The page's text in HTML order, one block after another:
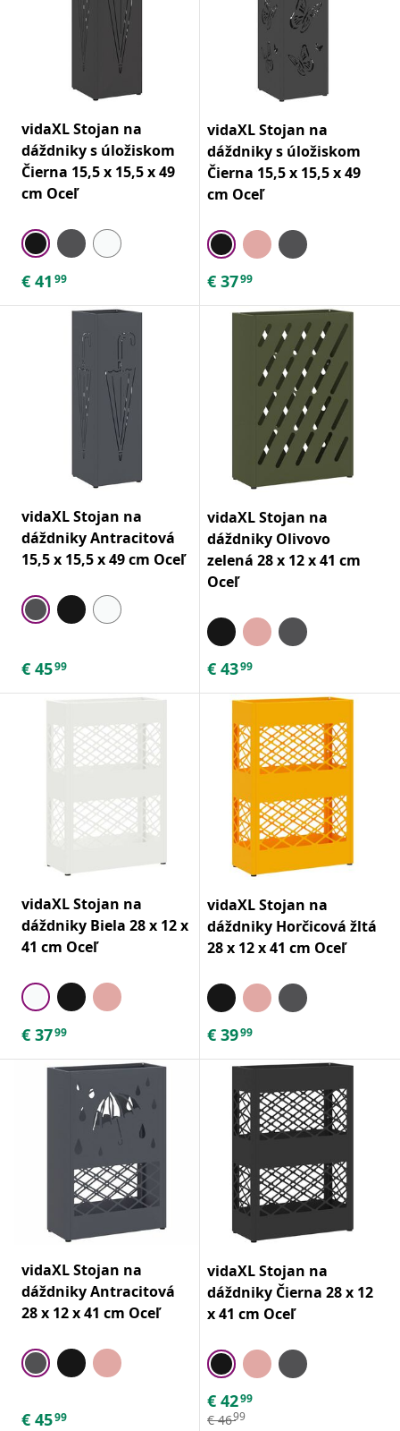
vidaXL Stojan na
dáždniky s úložiskom
Čierna 15,5 x 15,5 x 49
cm Oceľ
€ 41 99
vidaXL Stojan na
dáždniky s úložiskom
Čierna 15,5 x 15,5 x 49
cm Oceľ
€ 3799
vidaXL Stojan na
dáždniky Antracitová
15,5 x 15,5 x 49 cm Oceľ
€ 4599
vidaXL Stojan na
dáždniky Olivovo
zelená 28 x 12 x 41 cm
Oceľ
€ 4399
vidaXL Stojan na
dáždniky Biela 28 x 12 x
41 cm Oceľ
€ 3799
vidaXL Stojan na
dáždniky Horčicová žltá
28 x 12 x 41 cm Oceľ
€ 3999
vidaXL Stojan na
dáždniky Antracitová
28 x 12 x 41 cm Oceľ
€ 4599
vidaXL Stojan na
dáždniky Čierna 28 x 12
x 41 cm Oceľ
€ 4299
€ 4699